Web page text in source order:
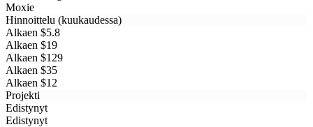
Moxie
Hinnoittelu (kuukaudessa)
Alkaen $5.8
Alkaen $19
Alkaen $129
Alkaen $35
Alkaen $12
Projekti
Edistynyt
Edistynyt